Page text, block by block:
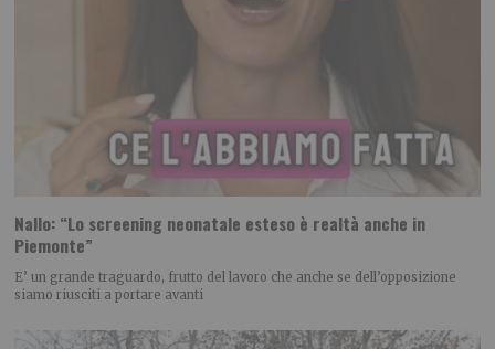
Nallo: “Lo screening neonatale esteso è realtà anche in
Piemonte”
E’ un grande traguardo, frutto del lavoro che anche se dell’opposizione
siamo riusciti a portare avanti